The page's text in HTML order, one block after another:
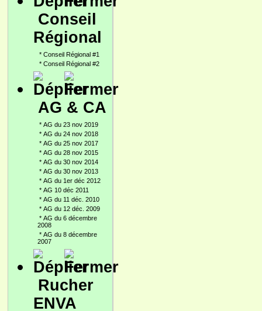
Conseil
Régional
* Conseil Régional #1
* Conseil Régional #2
AG & CA
* AG du 23 nov 2019
* AG du 24 nov 2018
* AG du 25 nov 2017
* AG du 28 nov 2015
* AG du 30 nov 2014
* AG du 30 nov 2013
* AG du 1er déc 2012
* AG 10 déc 2011
* AG du 11 déc. 2010
* AG du 12 déc. 2009
* AG du 6 décembre
2008
* AG du 8 décembre
2007
Rucher
ENVA